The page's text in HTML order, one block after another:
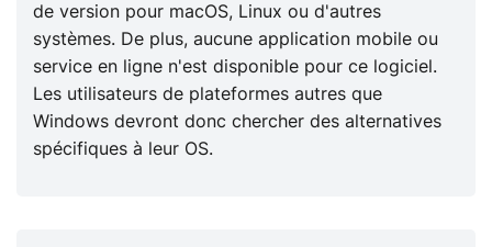
de version pour macOS, Linux ou d'autres
systèmes. De plus, aucune application mobile ou
service en ligne n'est disponible pour ce logiciel.
Les utilisateurs de plateformes autres que
Windows devront donc chercher des alternatives
spécifiques à leur OS.​